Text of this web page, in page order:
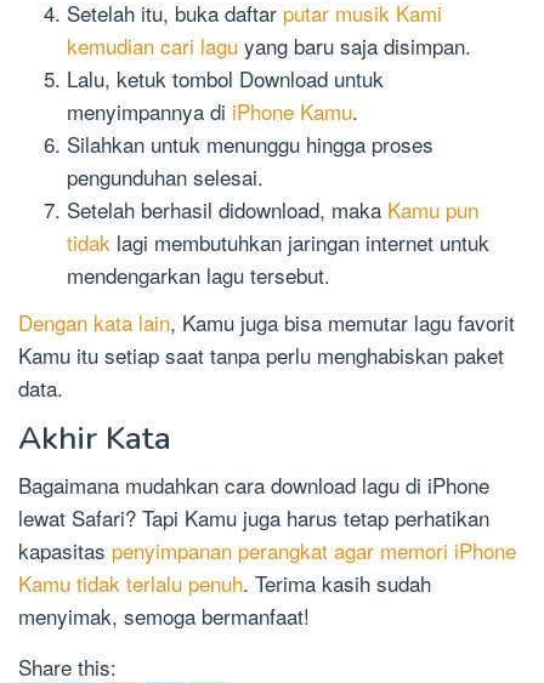
Setelah itu, buka daftar putar musik Kami
kemudian cari lagu yang baru saja disimpan.
Lalu, ketuk tombol Download untuk
menyimpannya di iPhone Kamu.
Silahkan untuk menunggu hingga proses
pengunduhan selesai.
Setelah berhasil didownload, maka Kamu pun
tidak lagi membutuhkan jaringan internet untuk
mendengarkan lagu tersebut.
Dengan kata lain, Kamu juga bisa memutar lagu favorit
Kamu itu setiap saat tanpa perlu menghabiskan paket
data.
Akhir Kata
Bagaimana mudahkan cara download lagu di iPhone
lewat Safari? Tapi Kamu juga harus tetap perhatikan
kapasitas penyimpanan perangkat agar memori iPhone
Kamu tidak terlalu penuh. Terima kasih sudah
menyimak, semoga bermanfaat!
Share this: